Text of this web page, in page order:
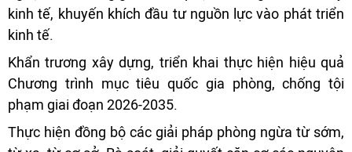
kinh tế, khuyến khích đầu tư nguồn lực vào phát triển
kinh tế.
Khẩn trương xây dựng, triển khai thực hiện hiệu quả
Chương trình mục tiêu quốc gia phòng, chống tội
phạm giai đoạn 2026-2035.
Thực hiện đồng bộ các giải pháp phòng ngừa từ sớm,